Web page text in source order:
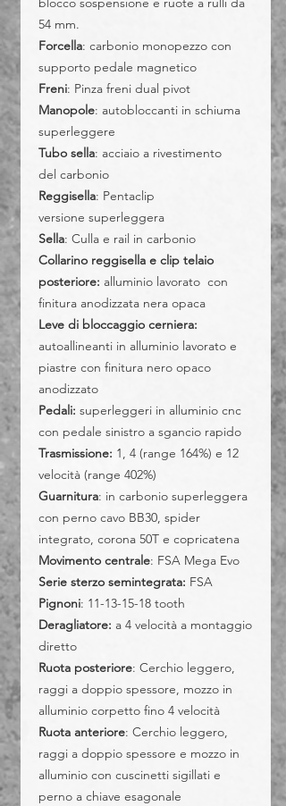
54 mm.
Forcella: carbonio monopezzo con
supporto pedale magnetico
Freni: Pinza freni dual pivot
Manopole: autobloccanti in schiuma
superleggere
Tubo sella: acciaio a rivestimento
del carbonio
Reggisella: Pentaclip
versione superleggera
Sella: Culla e rail in carbonio
Collarino reggisella e clip telaio
posteriore: alluminio lavorato con
finitura anodizzata nera opaca
Leve di bloccaggio cerniera:
autoallineanti in alluminio lavorato e
piastre con finitura nero opaco
anodizzato
Pedali: superleggeri in alluminio cnc
con pedale sinistro a sgancio rapido
Trasmissione: 1, 4 (range 164%) e 12
velocità (range 402%)
Guarnitura: in carbonio superleggera
con perno cavo BB30, spider
integrato, corona 50T e copricatena
Movimento centrale: FSA Mega Evo
Serie sterzo semintegrata: FSA
Pignoni: 11-13-15-18 tooth
Deragliatore: a 4 velocità a montaggio
diretto
Ruota posteriore: Cerchio leggero,
raggi a doppio spessore, mozzo in
alluminio corpetto fino 4 velocità
Ruota anteriore: Cerchio leggero,
raggi a doppio spessore e mozzo in
alluminio con cuscinetti sigillati e
perno a chiave esagonale